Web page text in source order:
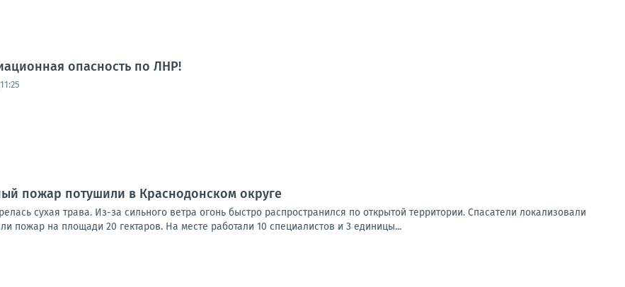
опасность по ЛНР!
пожар потушили в Краснодонском округе
сухая трава. Из-за сильного ветра огонь быстро распространился по открытой территории. Спасатели локализовали
пожар на площади 20 гектаров. На месте работали 10 специалистов и 3 единицы...